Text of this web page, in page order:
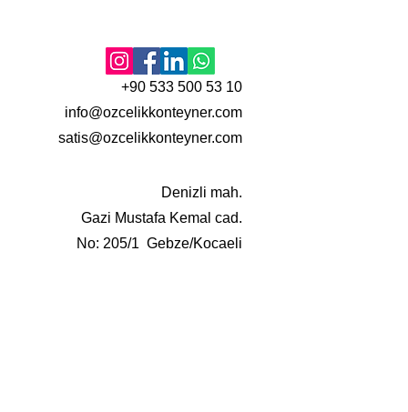
+90 533 500 53 10
info@ozcelikkonteyner.com
satis@ozcelikkonteyner.com
Denizli mah.
Gazi Mustafa Kemal cad.
No: 205/1 Gebze/Kocaeli